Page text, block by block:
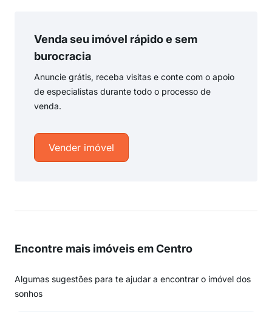
Venda seu imóvel rápido e sem
burocracia
Anuncie grátis, receba visitas e conte com o apoio
de especialistas durante todo o processo de
venda.
Vender imóvel
Encontre mais imóveis em Centro
Algumas sugestões para te ajudar a encontrar o imóvel dos
sonhos